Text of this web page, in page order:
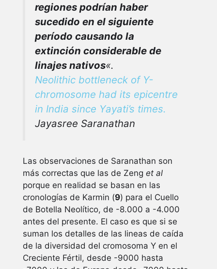
regiones podrían haber
sucedido en el siguiente
período causando la
extinción considerable de
linajes nativos«.
Neolithic bottleneck of Y-
chromosome had its epicentre
in India since Yayati’s times.
Jayasree Saranathan
Las observaciones de Saranathan son
más correctas que las de Zeng et al
porque en realidad se basan en las
cronologías de Karmin (9) para el Cuello
de Botella Neolítico, de -8.000 a -4.000
antes del presente. El caso es que si se
suman los detalles de las lineas de caída
de la diversidad del cromosoma Y en el
Creciente Fértil, desde -9000 hasta